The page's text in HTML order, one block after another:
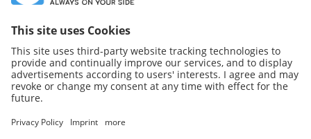
Note aggiuntive sul portale
Rotazione degli immobili
Errore di trasmissione
Trasmissione
Pubblicazione su Facebook
Report di importazione
Allineamento individuale